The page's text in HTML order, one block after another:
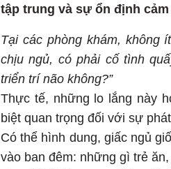
tập trung và sự ổn định cảm
Tại các phòng khám, không
chịu ngủ, có phải cố tình
triển trí não không?”
Thực tế, những lo lắng này
biệt quan trọng đối với sự
Có thể hình dung, giấc ngủ
vào ban đêm: những gì trẻ